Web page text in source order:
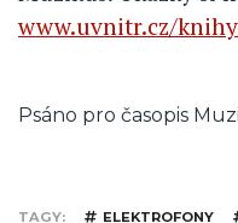
www.uvnitr.cz/
Psáno pro časopis
TAGY ELEKTROFONY